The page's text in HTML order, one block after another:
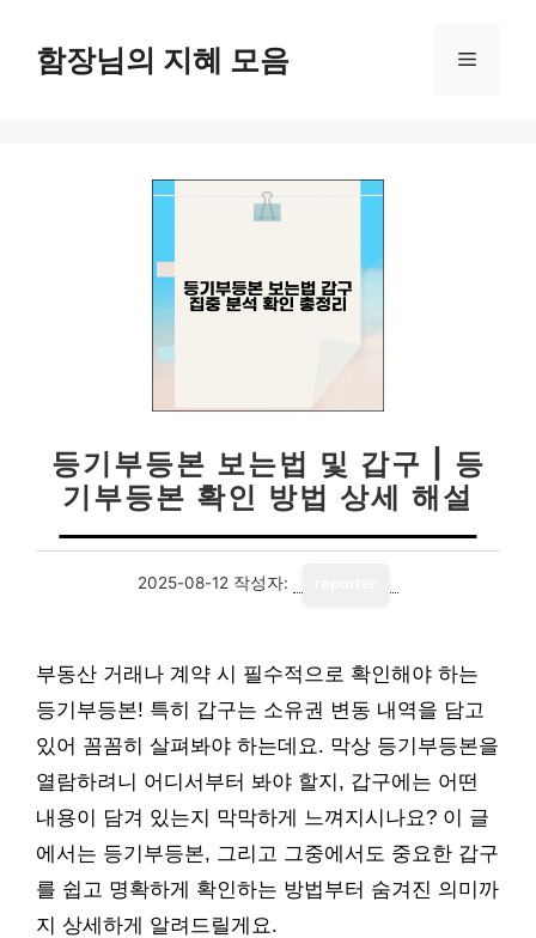
함장님의 지혜 모음 메
등기부등본 보는법 및 갑구 | 등
기부등본 확인 방법 상세 해설
2025-08-12 작성자:
부동산 거래나 계약 시 필수적으로 확인해야 하는
등기부등본! 특히 갑구는 소유권 변동 내역을 담고
있어 꼼꼼히 살펴봐야 하는데요. 막상 등기부등본을
열람하려니 어디서부터 봐야 할지, 갑구에는 어떤
내용이 담겨 있는지 막막하게 느껴지시나요? 이 글
에서는 등기부등본, 그리고 그중에서도 중요한 갑구
를 쉽고 명확하게 확인하는 방법부터 숨겨진 의미까
지 상세하게 알려드릴게요.